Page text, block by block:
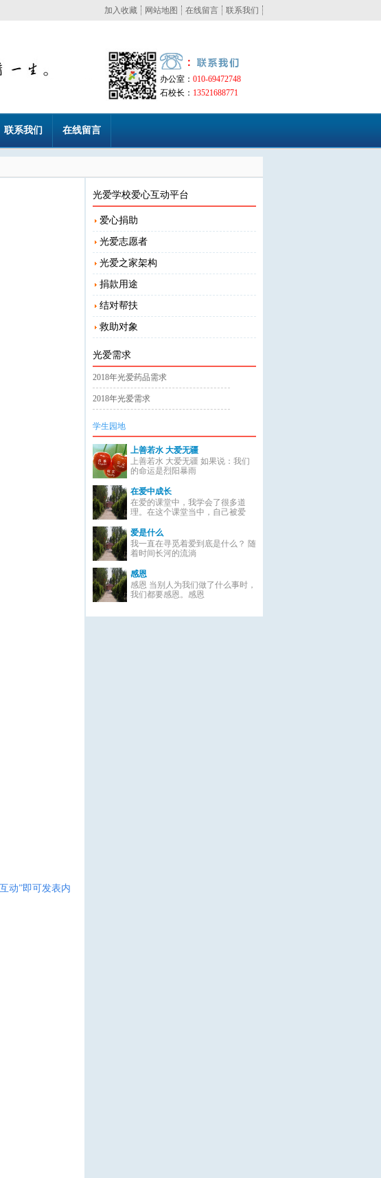
联系我们
在线留言
网站地图
加入收藏
办公室： 010-69472748
石校长： 13521688771
联系我们 在线留言
动”即可发表内
光爱学校爱心互动平台
爱心捐助
光爱志愿者
光爱之家架构
捐款用途
结对帮扶
救助对象
光爱需求
2018年光爱药品需求
2018年光爱需求
学生园地
上善若水 大爱无疆
上善若水 大爱无疆 如果说：我们
的命运是烈阳暴雨
在爱中成长
在爱的课堂中，我学会了很多道
理。在这个课堂当中，自己被爱
爱是什么
我一直在寻觅着爱到底是什么？ 随
着时间长河的流淌
感恩
感恩 当别人为我们做了什么事时，
我们都要感恩。感恩